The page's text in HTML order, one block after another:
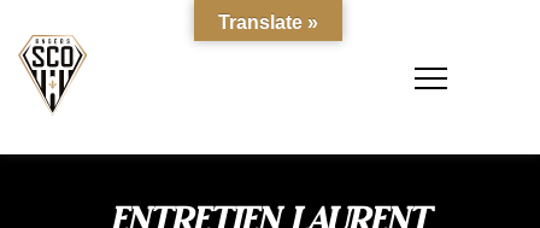
Translate »